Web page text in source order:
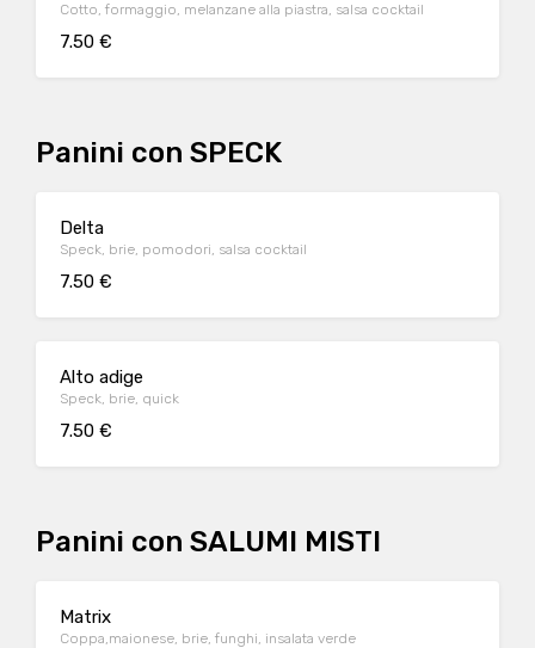
Cotto, formaggio, melanzane alla piastra, salsa cocktail
7.50 €
Panini con SPECK
Delta
Speck, brie, pomodori, salsa cocktail
7.50 €
Alto adige
Speck, brie, quick
7.50 €
Panini con SALUMI MISTI
Matrix
Coppa,maionese, brie, funghi, insalata verde